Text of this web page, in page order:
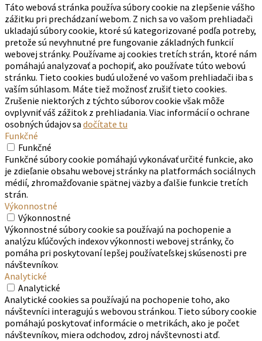
Táto webová stránka používa súbory cookie na zlepšenie vášho
zážitku pri prechádzaní webom. Z nich sa vo vašom prehliadači
ukladajú súbory cookie, ktoré sú kategorizované podľa potreby,
pretože sú nevyhnutné pre fungovanie základných funkcií
webovej stránky. Používame aj cookies tretích strán, ktoré nám
pomáhajú analyzovať a pochopiť, ako používate túto webovú
stránku. Tieto cookies budú uložené vo vašom prehliadači iba s
vaším súhlasom. Máte tiež možnosť zrušiť tieto cookies.
Zrušenie niektorých z týchto súborov cookie však môže
ovplyvniť váš zážitok z prehliadania. Viac informácií o ochrane
osobných údajov sa dočítate tu
Funkčné
Funkčné
Funkčné súbory cookie pomáhajú vykonávať určité funkcie, ako
je zdieľanie obsahu webovej stránky na platformách sociálnych
médií, zhromažďovanie spätnej väzby a ďalšie funkcie tretích
strán.
Výkonnostné
Výkonnostné
Výkonnostné súbory cookie sa používajú na pochopenie a
analýzu kľúčových indexov výkonnosti webovej stránky, čo
pomáha pri poskytovaní lepšej používateľskej skúsenosti pre
návštevníkov.
Analytické
Analytické
Analytické cookies sa používajú na pochopenie toho, ako
návštevníci interagujú s webovou stránkou. Tieto súbory cookie
pomáhajú poskytovať informácie o metrikách, ako je počet
návštevníkov, miera odchodov, zdroj návštevnosti atď.